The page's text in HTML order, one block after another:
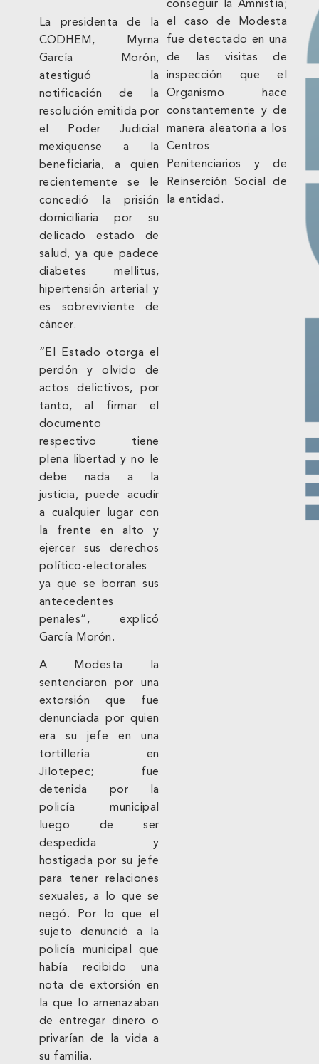
La presidenta de la
CODHEM, Myrna
García Morón,
atestiguó la
notificación de la
resolución emitida por
el Poder Judicial
mexiquense a la
beneficiaria, a quien
recientemente se le
concedió la prisión
domiciliaria por su
delicado estado de
salud, ya que padece
diabetes mellitus,
hipertensión arterial y
es sobreviviente de
cáncer.
“El Estado otorga el
perdón y olvido de
actos delictivos, por
tanto, al firmar el
documento
respectivo tiene
plena libertad y no le
debe nada a la
justicia, puede acudir
a cualquier lugar con
la frente en alto y
ejercer sus derechos
político-electorales
ya que se borran sus
antecedentes
penales”, explicó
García Morón.
A Modesta la
sentenciaron por una
extorsión que fue
denunciada por quien
era su jefe en una
tortillería en
Jilotepec; fue
detenida por la
policía municipal
luego de ser
despedida y
hostigada por su jefe
para tener relaciones
sexuales, a lo que se
negó. Por lo que el
sujeto denunció a la
policía municipal que
había recibido una
nota de extorsión en
la que lo amenazaban
de entregar dinero o
privarían de la vida a
su familia.
conseguir la Amnistía;
el caso de Modesta
fue detectado en una
de las visitas de
inspección que el
Organismo hace
constantemente y de
manera aleatoria a los
Centros
Penitenciarios y de
Reinserción Social de
la entidad.